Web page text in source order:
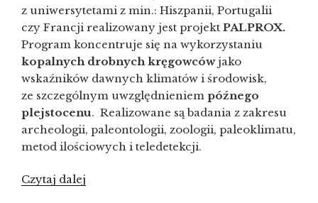
z uniwersytetami z min.: Hiszpanii, Portugalii
czy Francji realizowany jest projekt PALPROX.
Program koncentruje się na wykorzystaniu
kopalnych drobnych kręgowcówjako
wskaźników dawnych klimatów i środowisk,
ze szczególnym uwzględnieniem późnego
plejstocenu. Realizowane są badania z zakresu
archeologii, paleontologii, zoologii, paleoklimatu,
metod ilościowych i teledetekcji.
Czytaj dalej